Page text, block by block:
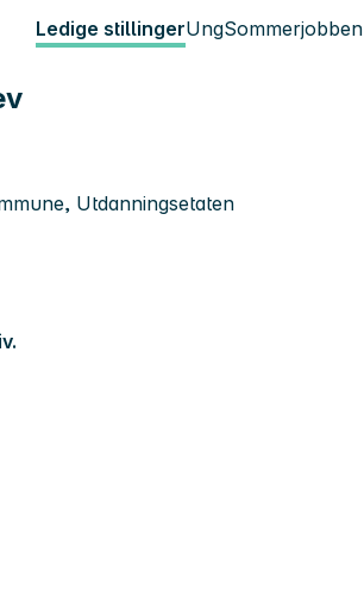
Ledige stillingerUngSommerjobben
Utdanningsetaten